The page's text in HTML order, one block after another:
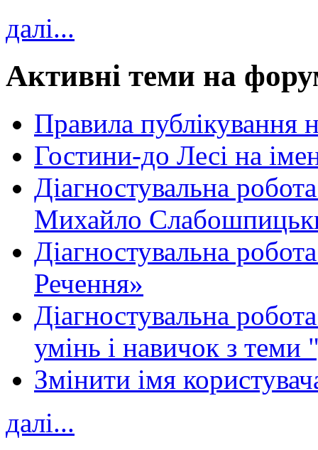
далі...
Активні теми на
Правила публікування
Гостини-до Лесі на
Діагностувальна
Михайло
Діагностувальна
Речення»
Діагностувальна
умінь і навичок з теми
Змінити імя
далі...